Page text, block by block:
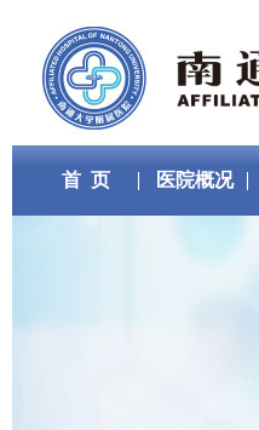
首 页 医院概况